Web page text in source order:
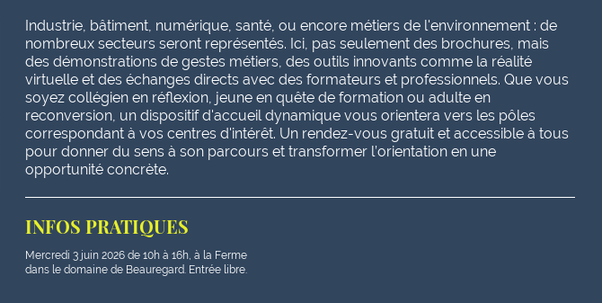
Industrie, bâtiment, numérique, santé, ou encore métiers de l'environnement : de
nombreux secteurs seront représentés. Ici, pas seulement des brochures, mais
des démonstrations de gestes métiers, des outils innovants comme la réalité
virtuelle et des échanges directs avec des formateurs et professionnels. Que vous
soyez collégien en réflexion, jeune en quête de formation ou adulte en
reconversion, un dispositif d'accueil dynamique vous orientera vers les pôles
correspondant à vos centres d'intérêt. Un rendez-vous gratuit et accessible à tous
pour donner du sens à son parcours et transformer l’orientation en une
opportunité concrète.
INFOS PRATIQUES
Mercredi 3 juin 2026 de 10h à 16h, à la Ferme
dans le domaine de Beauregard. Entrée libre.